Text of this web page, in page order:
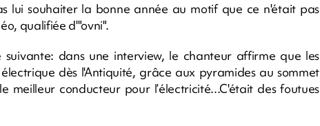
lui souhaiter la bonne année au motif que ce n'était pas
qualifiée d'"ovni".
dans une interview, le chanteur affirme que les
dès l'Antiquité, grâce aux pyramides au sommet
meilleur conducteur pour l’électricité...C'était des foutues